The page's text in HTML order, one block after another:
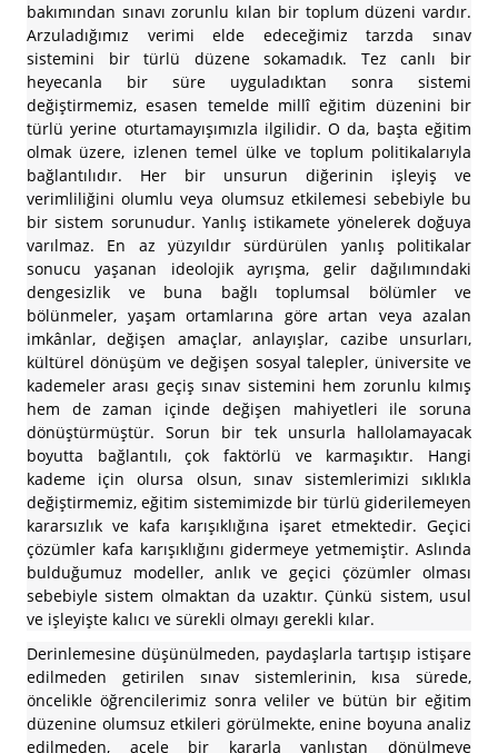
bakımından sınavı zorunlu kılan bir toplum düzeni vardır.
Arzuladığımız verimi elde edeceğimiz tarzda sınav
sistemini bir türlü düzene sokamadık. Tez canlı bir
heyecanla bir süre uyguladıktan sonra sistemi
değiştirmemiz, esasen temelde millî eğitim düzenini bir
türlü yerine oturtamayışımızla ilgilidir. O da, başta eğitim
olmak üzere, izlenen temel ülke ve toplum politikalarıyla
bağlantılıdır. Her bir unsurun diğerinin işleyiş ve
verimliliğini olumlu veya olumsuz etkilemesi sebebiyle bu
bir sistem sorunudur. Yanlış istikamete yönelerek doğuya
varılmaz. En az yüzyıldır sürdürülen yanlış politikalar
sonucu yaşanan ideolojik ayrışma, gelir dağılımındaki
dengesizlik ve buna bağlı toplumsal bölümler ve
bölünmeler, yaşam ortamlarına göre artan veya azalan
imkânlar, değişen amaçlar, anlayışlar, cazibe unsurları,
kültürel dönüşüm ve değişen sosyal talepler, üniversite ve
kademeler arası geçiş sınav sistemini hem zorunlu kılmış
hem de zaman içinde değişen mahiyetleri ile soruna
dönüştürmüştür. Sorun bir tek unsurla hallolamayacak
boyutta bağlantılı, çok faktörlü ve karmaşıktır. Hangi
kademe için olursa olsun, sınav sistemlerimizi sıklıkla
değiştirmemiz, eğitim sistemimizde bir türlü giderilemeyen
kararsızlık ve kafa karışıklığına işaret etmektedir. Geçici
çözümler kafa karışıklığını gidermeye yetmemiştir. Aslında
bulduğumuz modeller, anlık ve geçici çözümler olması
sebebiyle sistem olmaktan da uzaktır. Çünkü sistem, usul
ve işleyişte kalıcı ve sürekli olmayı gerekli kılar.
Derinlemesine düşünülmeden, paydaşlarla tartışıp istişare
edilmeden getirilen sınav sistemlerinin, kısa sürede,
öncelikle öğrencilerimiz sonra veliler ve bütün bir eğitim
düzenine olumsuz etkileri görülmekte, enine boyuna analiz
edilmeden, acele bir kararla yanlıştan dönülmeye